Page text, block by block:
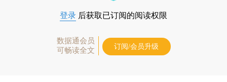
登录 后获取已订阅的阅读权限
数据通会员
可畅读全文
订阅/会员升级